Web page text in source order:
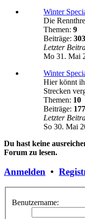
Winter
Die
Themen: 9
Beiträge: 303
Letzter
Mo 31. Mai
Winter
Hier könnt
Strecken
Themen: 10
Beiträge: 177
Letzter
So 30. Mai
Du hast keine
Forum zu lesen.
Anmelden •
Benutzername: